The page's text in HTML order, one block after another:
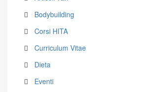
Bodybuilding
Corsi HITA
Curriculum Vitae
Dieta
Eventi